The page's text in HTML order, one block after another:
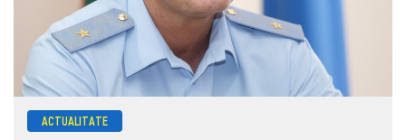
ACTUALITATE